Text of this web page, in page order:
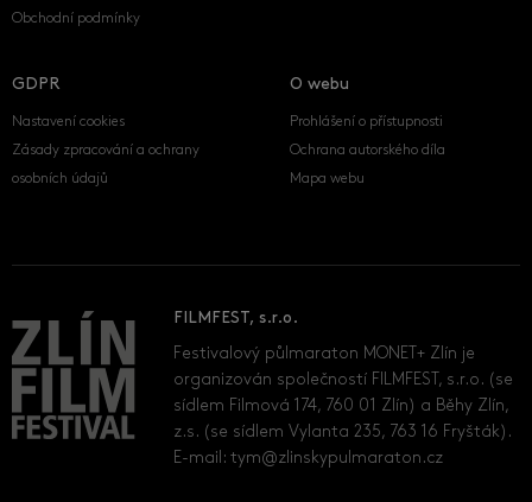
Obchodní podmínky
GDPR
Nastavení cookies
Zásady zpracování a ochrany
osobních údajů
O webu
Prohlášení o přístupnosti
Ochrana autorského díla
Mapa webu
FILMFEST, s.r.o.
Festivalový půlmaraton MONET+ Zlín je
organizován společností FILMFEST, s.r.o. (se
sídlem Filmová 174, 760 01 Zlín) a Běhy Zlín,
z.s. (se sídlem Vylanta 235, 763 16 Fryšták).
E-mail:tym@zlinskypulmaraton.cz